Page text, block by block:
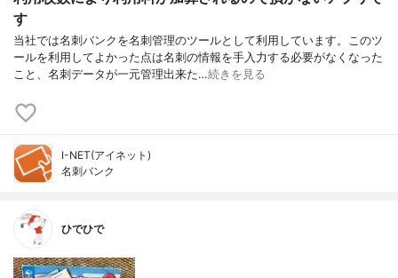
す
当社では名刺バンクを名刺管理のツールとして利用しています。このツ
ールを利用してよかった点は名刺の情報を手入力する必要がなくなった
こと、名刺データが一元管理出来た…続きを見る
I-NET(アイネット)
名刺バンク
ひでひで